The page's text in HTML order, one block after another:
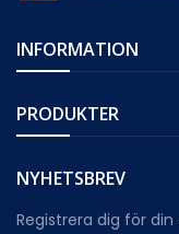
INFORMATION
PRODUKTER
NYHETSBREV
Registrera dig för